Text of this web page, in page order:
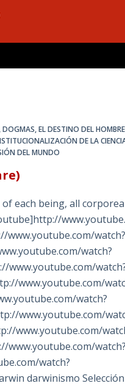
DOGMAS,EL DESTINO DEL
DE LA
DEL MUNDO
each being, all
watch?
www.youtube.com/
www.youtube.com/
watch?
www.youtube.com/
www.youtube.com/
watch?
darwinismo